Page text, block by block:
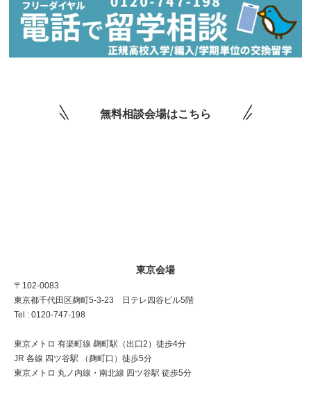
無料相談会場はこちら
東京会場
〒102-0083
東京都千代田区麹町5-3-23 日テレ四谷ビル5階
Tel : 0120-747-198
東京メトロ 有楽町線 麹町駅（出口2）徒歩4分
JR 各線 四ツ谷駅 （麹町口）徒歩5分
東京メトロ 丸ノ内線・南北線 四ツ谷駅 徒歩5分